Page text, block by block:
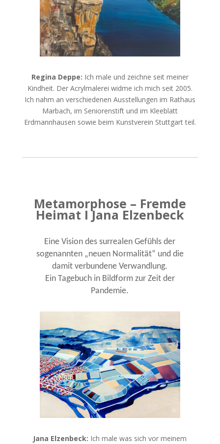
Regina Deppe: Ich male und zeichne seit meiner
Kindheit. Der Acrylmalerei widme ich mich seit 2005.
Ich nahm an verschiedenen Ausstellungen im Rathaus
Marbach, im Seniorenstift und im Kleeblatt
Erdmannhausen sowie beim Kunstverein Stuttgart teil.
Metamorphose – Fremde
Heimat I Jana Elzenbeck
Eine Vision des surrealen Gefühls der
sogenannten „neuen Normalität“ und die
damit verbundene Verwandlung.
Ein Tagebuch in Bildform zur Zeit der
Pandemie.
Jana Elzenbeck: Ich male was sich vor meinem